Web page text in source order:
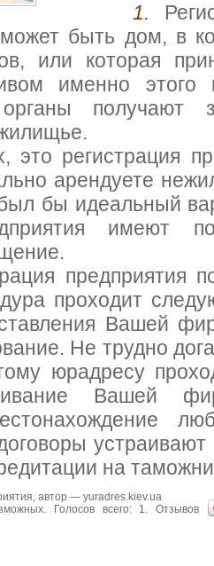
1.
быть дом, в
или которая
именно этого
органы получают
это регистрация
арендуете
бы идеальный
имеют
предприятия
проходит
Вашей
Не трудно
юрадресу
Вашей
устраивают
на
, автор — yuradres.kiev.ua
Голосов всего: 1. Отзывов